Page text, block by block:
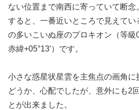
ない位置まで南西に寄っていて断念
すると、一番近いところで見えてい
の多いこいぬ座のプロキオン（等級
赤緯+05°13′）です。
小さな惑星状星雲を主焦点の画角
どうか、心配でしたが、意外にも2
とが出来ました。